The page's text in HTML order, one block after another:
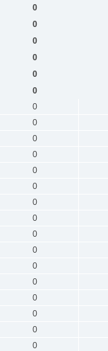
0
0
0
0
0
0
0
0
0
0
0
0
0
0
0
0
0
0
0
0
0
0